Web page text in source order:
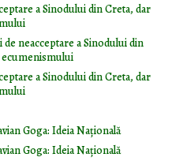
a Sinodului din Creta, dar
de neacceptare a Sinodului din
ecumenismului
a Sinodului din Creta, dar
Goga: Ideia Naţională
Goga: Ideia Naţională